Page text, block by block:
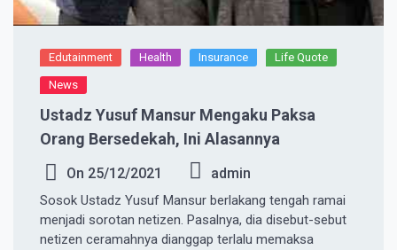
Edutainment Health Insurance Life Quote
News
Ustadz Yusuf Mansur Mengaku Paksa
Orang Bersedekah, Ini Alasannya
On 25/12/2021 admin
Sosok Ustadz Yusuf Mansur berlakang tengah ramai
menjadi sorotan netizen. Pasalnya, dia disebut-sebut
netizen ceramahnya dianggap terlalu memaksa